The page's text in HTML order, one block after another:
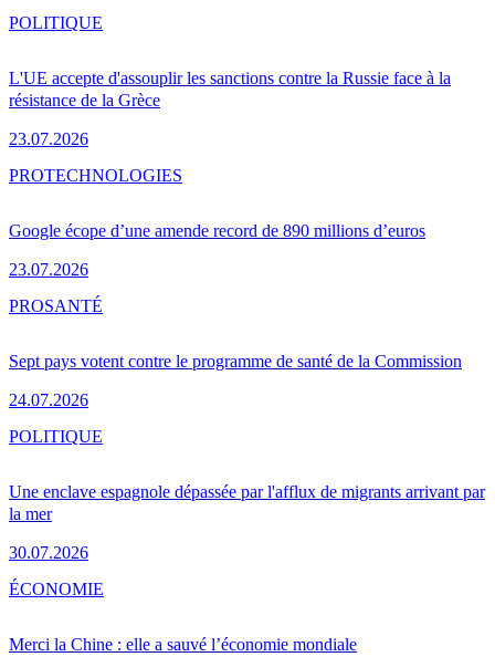
L'UE accepte d'assouplir les sanctions contre la Russie face à la
résistance de la Grèce
23.07.2026
POLITIQUE
Google écope d’une amende record de 890 millions d’euros
23.07.2026
PROTECHNOLOGIES
Sept pays votent contre le programme de santé de la Commission
24.07.2026
PROSANTÉ
Une enclave espagnole dépassée par l'afflux de migrants arrivant par
la mer
30.07.2026
POLITIQUE
Merci la Chine : elle a sauvé l’économie mondiale
ÉCONOMIE